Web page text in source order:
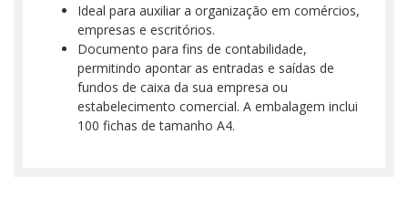
Ideal para auxiliar a organização em comércios,
empresas e escritórios.
Documento para fins de contabilidade,
permitindo apontar as entradas e saídas de
fundos de caixa da sua empresa ou
estabelecimento comercial. A embalagem inclui
100 fichas de tamanho A4.